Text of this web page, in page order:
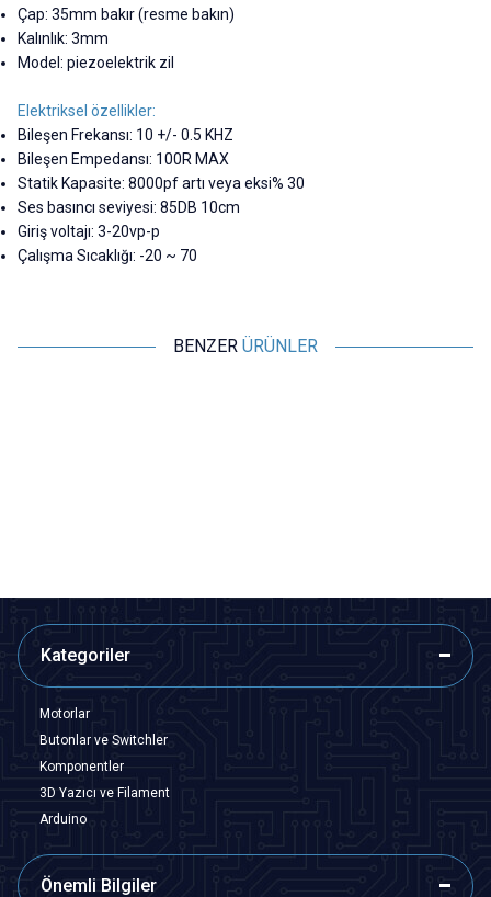
Çap: 35mm bakır (resme bakın)
Kalınlık: 3mm
Model: piezoelektrik zil
Elektriksel özellikler:
Bileşen Frekansı: 10 +/- 0.5 KHZ
Bileşen Empedansı: 100R MAX
Statik Kapasite: 8000pf artı veya eksi% 30
Ses basıncı seviyesi: 85DB 10cm
Giriş voltajı: 3-20vp-p
Çalışma Sıcaklığı: -20 ~ 70
BENZER ÜRÜNLER
Kategoriler
Motorlar
Butonlar ve Switchler
Komponentler
3D Yazıcı ve Filament
Arduino
Önemli Bilgiler